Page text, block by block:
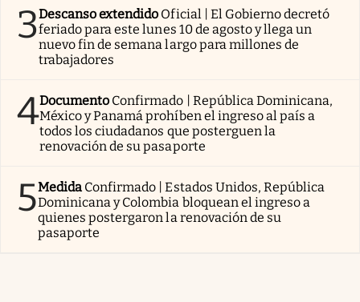
3Descanso extendido Oficial | El Gobierno decretó
feriado para este lunes 10 de agosto y llega un
nuevo fin de semana largo para millones de
trabajadores
4Documento Confirmado | República Dominicana,
México y Panamá prohíben el ingreso al país a
todos los ciudadanos que posterguen la
renovación de su pasaporte
5Medida Confirmado | Estados Unidos, República
Dominicana y Colombia bloquean el ingreso a
quienes postergaron la renovación de su
pasaporte